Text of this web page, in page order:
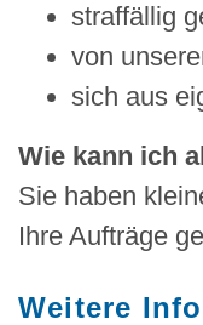
straffällig
von
sich aus
Wie kann ich
Sie haben
Ihre Aufträge
Weitere